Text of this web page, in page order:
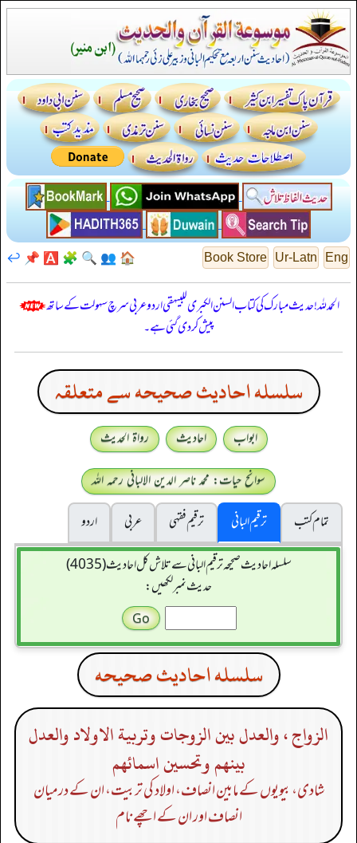
Eng
Ur-Latn
Book Store
🏠
👥
🔍
🧩
🅰️
📌
↩️
الحمدللہ! حدیث مبارک کی کتاب السنن الكبرى للبيهقي اردو عربی سرچ سہولت کے ساتھ
پیش کر دی گئی ہے۔
سلسله احاديث صحيحه سے متعلقہ
ابواب احادیث
رواۃ الحدیث
سوانح حیات: محمد ناصر الدین الالبانی رحمہ اللہ
تمام کتب
ترقیم البانی ترقيم فقہی عربی
اردو
سلسله احاديث صحيحه ترقیم البانی سے تلاش کل احادیث (4035)
حدیث نمبر لکھیں:
سلسله احاديث صحيحه
الزواج ، والعدل بين الزوجات وتربية الاولاد والعدل
بينهم وتحسين اسمائهم
شادی، بیویوں کے مابین انصاف، اولاد کی تربیت، ان کے درمیان
انصاف اور ان کے اچھے نام